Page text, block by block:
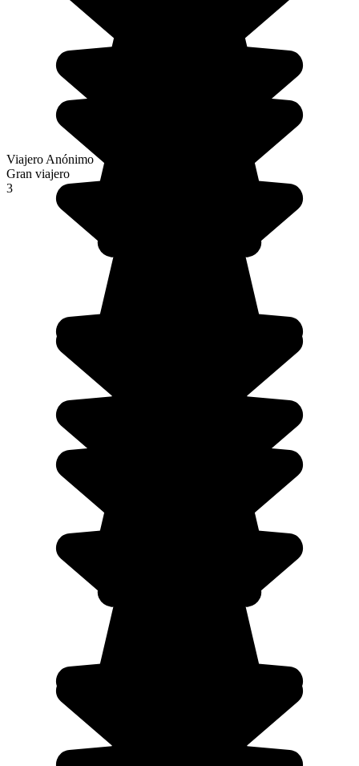
Viajero Anónimo
Gran viajero
3